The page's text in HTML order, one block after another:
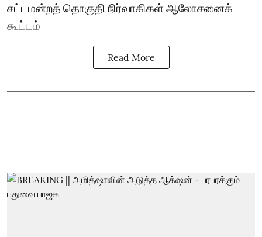
சட்டமன்றத் தொகுதி நிர்வாகிகள் ஆலோசனைக்
கூட்டம்
Read More